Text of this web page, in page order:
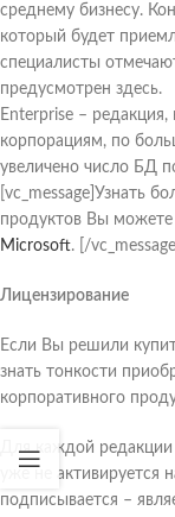
среднему бизнесу.
который будет
специалисты
предусмотрен здесь.
Enterprise –
корпорациям, по
увеличено число БД
[vc_message]Узнать
продуктов Вы
Microsoft. [/vc_message]
Лицензирование
Если Вы решили
знать тонкости
корпоративного
Для каждой
уже не
подписывается –